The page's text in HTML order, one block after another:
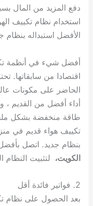
دفع المزيد من المال
الأفضل استبداله بنظام
أفضل شيء في أنظمة
اقتصادا من سابقاتها.
الحاضر على مكونات
أداء أفضل من القديم ،
طاقة منخفضة بشكل
تكييف هواء قديم في
بنظام جديد. اتصل
الكويت، لتثبيت النظام
2. فواتير فائدة أقل
بعد الحصول على نظام